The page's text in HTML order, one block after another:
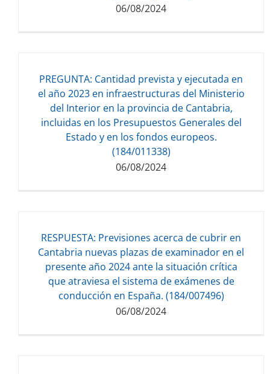
06/08/2024
Descarga del documento:
722.78 KB
PREGUNTA: Cantidad prevista y ejecutada en
el año 2023 en infraestructuras del Ministerio
del Interior en la provincia de Cantabria,
incluidas en los Presupuestos Generales del
Estado y en los fondos europeos.
(184/011338)
06/08/2024
Descarga del documento:
722.79 KB
RESPUESTA: Previsiones acerca de cubrir en
Cantabria nuevas plazas de examinador en el
presente año 2024 ante la situación crítica
que atraviesa el sistema de exámenes de
conducción en España. (184/007496)
06/08/2024